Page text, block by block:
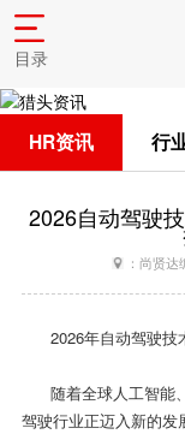
目录
HR资讯 行
2026自动驾驶
：尚贤达
2026年自动驾驶技
随着全球人工智能
驾驶行业正迈入新的发